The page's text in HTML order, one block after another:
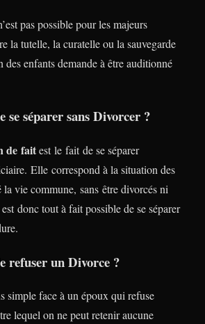
pas possible pour les majeurs
la tutelle, la curatelle ou la sauvegarde
des enfants demande à être auditionné
se séparer sans Divorcer ?
de faitest le fait de se séparer
Elle correspond à la situation des
la vie commune, sans être divorcés ni
donc tout à fait possible de se séparer
refuser un Divorce ?
simple face à un époux qui refuse
lequel on ne peut retenir aucune